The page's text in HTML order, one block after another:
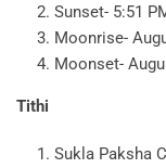
Sunset- 5:51
Moonrise-
Moonset-
Tithi
Sukla Paksha